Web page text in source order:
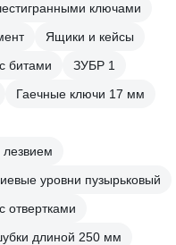
ключами
Ящики и кейсы
битами
ЗУБР 1
Гаечные ключи 17 мм
уровни пузырьковый
отвертками
длиной 250 мм